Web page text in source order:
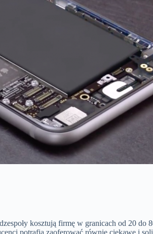
kosztują firmę w granicach od 20 do
potrafią zaoferować równie ciekawe i